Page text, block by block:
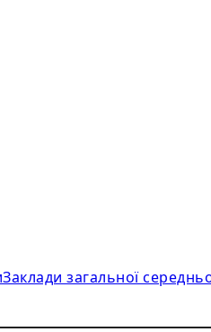
Заклади загальної